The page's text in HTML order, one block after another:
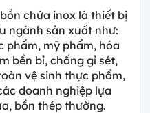
chứa inox là thiết bị
ngành sản xuất như:
phẩm, mỹ phẩm, hóa
bền bỉ, chống gỉ sét,
vệ sinh thực phẩm,
doanh nghiệp lựa
bồn thép thường.